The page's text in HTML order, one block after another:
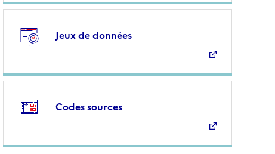
Jeux de données
Codes sources